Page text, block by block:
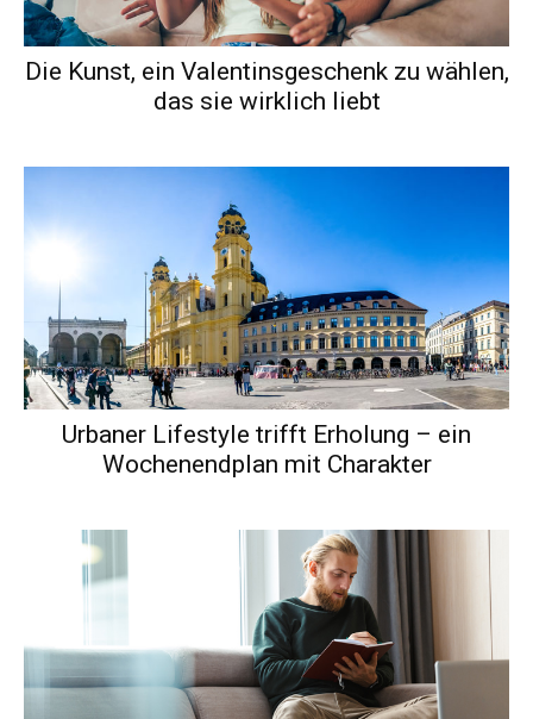
Die Kunst, ein Valentinsgeschenk zu wählen,
das sie wirklich liebt
Urbaner Lifestyle trifft Erholung – ein
Wochenendplan mit Charakter